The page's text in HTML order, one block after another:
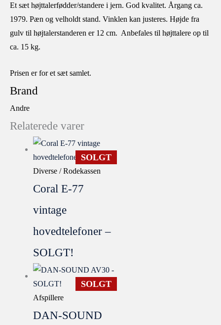
Et sæt højttalerfødder/standere i jern. God kvalitet. Årgang ca.
1979. Pæn og velholdt stand. Vinklen kan justeres. Højde fra
gulv til højtalerstanderen er 12 cm. Anbefales til højttalere op til
ca. 15 kg.
Prisen er for et sæt samlet.
Brand
Andre
Relaterede varer
SOLGT
Diverse / Rodekassen
Coral E-77
vintage
hovedtelefoner –
SOLGT!
SOLGT
Afspillere
DAN-SOUND